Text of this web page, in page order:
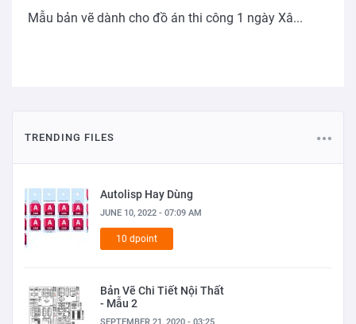
Mẫu bản vẽ dành cho đồ án thi công 1 ngày Xâ...
TRENDING FILES
Autolisp Hay Dùng
JUNE 10, 2022 - 07:09 AM
10 dpoint
Bản Vẽ Chi Tiết Nội Thất
- Mẫu 2